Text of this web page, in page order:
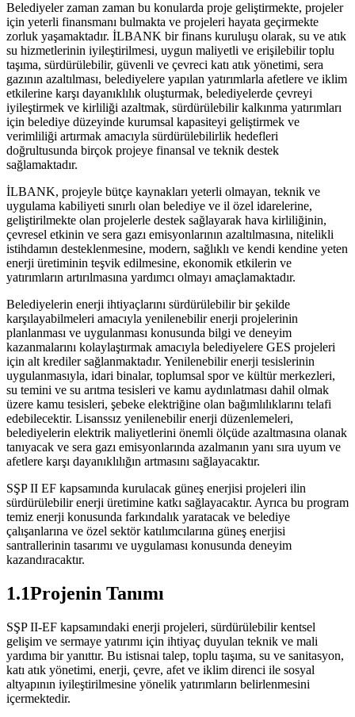
Belediyeler zaman zaman bu konularda proje geliştirmekte, projeler
için yeterli finansmanı bulmakta ve projeleri hayata geçirmekte
zorluk yaşamaktadır. İLBANK bir finans kuruluşu olarak, su ve atık
su hizmetlerinin iyileştirilmesi, uygun maliyetli ve erişilebilir toplu
taşıma, sürdürülebilir, güvenli ve çevreci katı atık yönetimi, sera
gazının azaltılması, belediyelere yapılan yatırımlarla afetlere ve iklim
etkilerine karşı dayanıklılık oluşturmak, belediyelerde çevreyi
iyileştirmek ve kirliliği azaltmak, sürdürülebilir kalkınma yatırımları
için belediye düzeyinde kurumsal kapasiteyi geliştirmek ve
verimliliği artırmak amacıyla sürdürülebilirlik hedefleri
doğrultusunda birçok projeye finansal ve teknik destek
sağlamaktadır.
İLBANK, projeyle bütçe kaynakları yeterli olmayan, teknik ve
uygulama kabiliyeti sınırlı olan belediye ve il özel idarelerine,
geliştirilmekte olan projelerle destek sağlayarak hava kirliliğinin,
çevresel etkinin ve sera gazı emisyonlarının azaltılmasına, nitelikli
istihdamın desteklenmesine, modern, sağlıklı ve kendi kendine yeten
enerji üretiminin teşvik edilmesine, ekonomik etkilerin ve
yatırımların artırılmasına yardımcı olmayı amaçlamaktadır.
Belediyelerin enerji ihtiyaçlarını sürdürülebilir bir şekilde
karşılayabilmeleri amacıyla yenilenebilir enerji projelerinin
planlanması ve uygulanması konusunda bilgi ve deneyim
kazanmalarını kolaylaştırmak amacıyla belediyelere GES projeleri
için alt krediler sağlanmaktadır. Yenilenebilir enerji tesislerinin
uygulanmasıyla, idari binalar, toplumsal spor ve kültür merkezleri,
su temini ve su arıtma tesisleri ve kamu aydınlatması dahil olmak
üzere kamu tesisleri, şebeke elektriğine olan bağımlılıklarını telafi
edebilecektir. Lisanssız yenilenebilir enerji düzenlemeleri,
belediyelerin elektrik maliyetlerini önemli ölçüde azaltmasına olanak
tanıyacak ve sera gazı emisyonlarında azalmanın yanı sıra uyum ve
afetlere karşı dayanıklılığın artmasını sağlayacaktır.
SŞP II EF kapsamında kurulacak güneş enerjisi projeleri ilin
sürdürülebilir enerji üretimine katkı sağlayacaktır. Ayrıca bu program
temiz enerji konusunda farkındalık yaratacak ve belediye
çalışanlarına ve özel sektör katılımcılarına güneş enerjisi
santrallerinin tasarımı ve uygulaması konusunda deneyim
kazandıracaktır.
1.1Projenin Tanımı
SŞP II-EF kapsamındaki enerji projeleri, sürdürülebilir kentsel
gelişim ve sermaye yatırımı için ihtiyaç duyulan teknik ve mali
yardıma bir yanıttır. Bu istisnai talep, toplu taşıma, su ve sanitasyon,
katı atık yönetimi, enerji, çevre, afet ve iklim direnci ile sosyal
altyapının iyileştirilmesine yönelik yatırımların belirlenmesini
içermektedir.